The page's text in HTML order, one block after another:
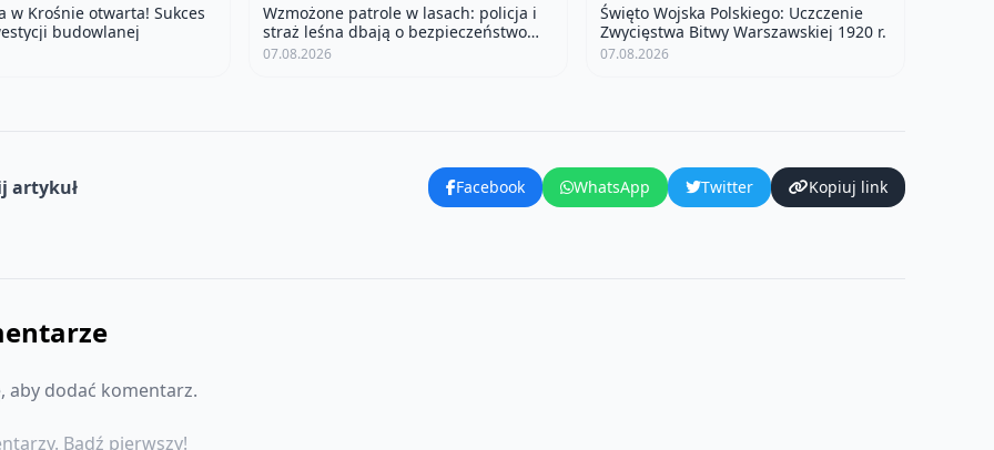
w Krośnie otwarta! Sukces
budowlanej
Wzmożone patrole w lasach: policja i
straż leśna dbają o bezpieczeństwo
wakacyjne
07.08.2026
Święto Wojska Polskiego: Uczczenie
Zwycięstwa Bitwy Warszawskiej 1920 r.
07.08.2026
artykuł Facebook WhatsApp Twitter Kopiuj link
aby dodać komentarz.
Bądź pierwszy!